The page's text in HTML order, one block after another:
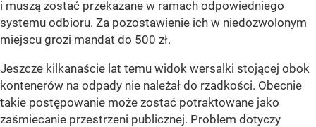
i muszą zostać przekazane w ramach odpowiedniego
systemu odbioru. Za pozostawienie ich w niedozwolonym
miejscu grozi mandat do 500 zł.
Jeszcze kilkanaście lat temu widok wersalki stojącej obok
kontenerów na odpady nie należał do rzadkości. Obecnie
takie postępowanie może zostać potraktowane jako
zaśmiecanie przestrzeni publicznej. Problem dotyczy